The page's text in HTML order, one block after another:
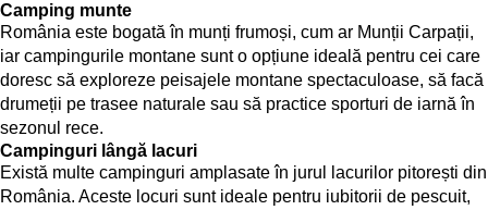
Camping munte
România este bogată în munți frumoși, cum ar Munții Carpații,
iar campingurile montane sunt o opțiune ideală pentru cei care
doresc să exploreze peisajele montane spectaculoase, să facă
drumeții pe trasee naturale sau să practice sporturi de iarnă în
sezonul rece.
Campinguri lângă lacuri
Există multe campinguri amplasate în jurul lacurilor pitorești din
România. Aceste locuri sunt ideale pentru iubitorii de pescuit,